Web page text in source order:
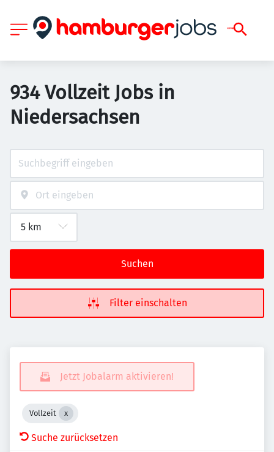
934 Vollzeit Jobs in
Niedersachsen
Suchen
Filter einschalten
Jetzt Jobalarm aktivieren!
Vollzeit
Suche zurücksetzen